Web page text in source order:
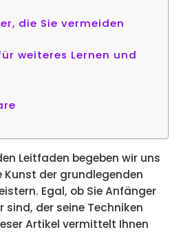
die Sie vermeiden
weiteres Lernen und
Leitfaden begeben wir uns
Kunst der grundlegenden
Egal, ob Sie Anfänger
sind, der seine Techniken
Artikel vermittelt Ihnen